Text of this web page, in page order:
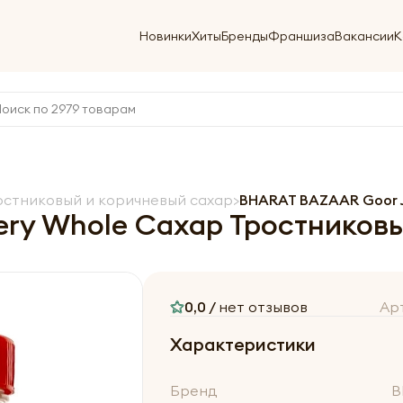
НовинкиХитыБрендыФраншизаВакансии
и коричневый сахар BHARAT BAZAAR
Whole Сахар
0,0 / нет отзывов
Характеристики
Бренд